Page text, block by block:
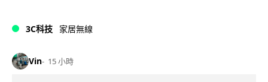
3C科技 家居無線
Vin 15 小時